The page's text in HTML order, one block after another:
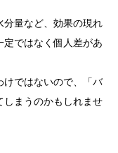
分量など、効果の現れ
ではなく個人差があ
けではないので、「バ
しまうのかもしれませ